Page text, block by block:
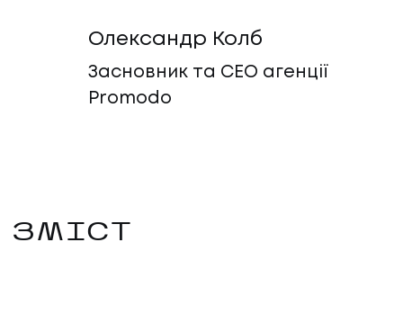
Олександр Колб
Засновник та CEO агенції
Promodo
ЗМІСТ